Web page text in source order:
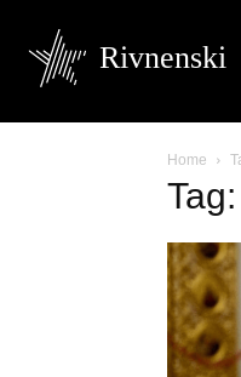
Rivnenski
Home